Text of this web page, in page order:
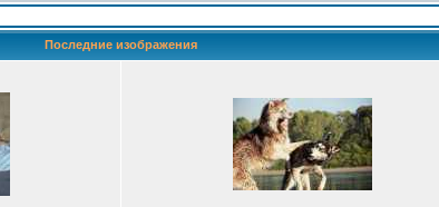
Последние изображения